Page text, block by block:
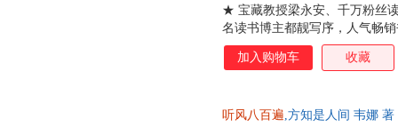
★ 宝藏教授梁永安、千万粉丝
名读书博主都靓写序，人气畅
爱一次人间！ ★人民日报《民
的温暖互动，更真实，更治愈
是一个温柔的世界。爱和远方
加入购物车 收藏
听风八百遍,方知是人间 韦娜